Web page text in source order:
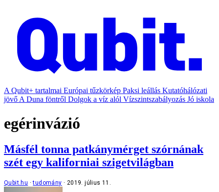
A Qubit+ tartalmai Európai tűzkörkép Paksi leállás Kutatóhálózati
jövő A Duna föntről Dolgok a víz alól Vízszintszabályozás Jó iskola
egérinvázió
Másfél tonna patkánymérget szórnának
szét egy kaliforniai szigetvilágban
Qubit.hu tudomány 2019. július 11.